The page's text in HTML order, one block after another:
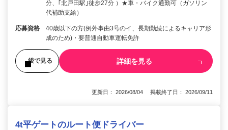
分、｢北戸田駅｣徒歩27分 ）★車・バイク通勤可（ガソリン
代補助支給）
応募資格
40歳以下の方(例外事由3号のイ、長期勤続によるキャリア形
成のため)・要普通自動車運転免許
後で見る 詳細を見る
更新日： 2026/08/04 掲載終了日： 2026/09/11
4t平ゲートのルート便ドライバー